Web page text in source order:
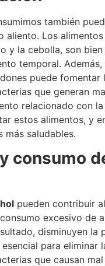
también
aliento. Los
y la cebolla, son
temporal.
puede fomentar
que generan
relacionado con
estos alimentos, y
saludables.
consumo
pueden contribuir
excesivo de
disminuyen la
para eliminar
que causan